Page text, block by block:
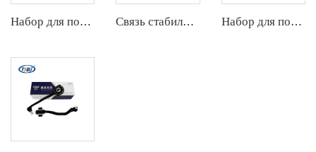
Набор для подвески Связь стабилизатора Набор для подвески